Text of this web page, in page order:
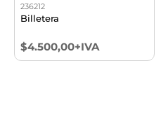
236212
Billetera
$4.500,00+IVA